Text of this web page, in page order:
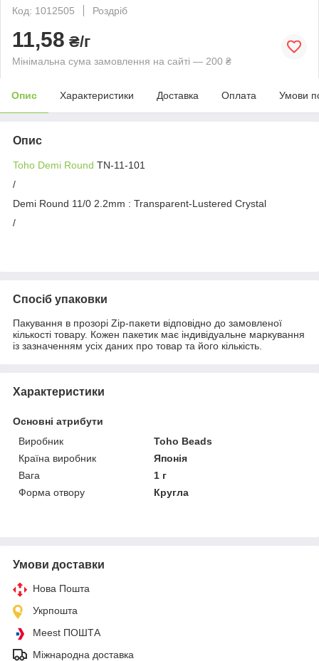
Код: 1012505
Роздріб
11,58 ₴/г
Мінімальна сума замовлення на сайті — 200 ₴
Опис Характеристики Доставка Оплата Умови
Опис
Toho Demi Round TN-11-101
/
Demi Round 11/0 2.2mm : Transparent-Lustered Crystal
/
Спосіб упаковки
Пакування в прозорі Zip-пакети відповідно до замовленої
кількості товару. Кожен пакетик має індивідуальне маркування
із зазначенням усіх даних про товар та його кількість.
Характеристики
Основні атрибути
Виробник
Toho Beads
Країна виробник
Японія
Вага
1 г
Форма отвору
Кругла
Умови доставки
Нова Пошта
Укрпошта
Meest ПОШТА
Міжнародна доставка